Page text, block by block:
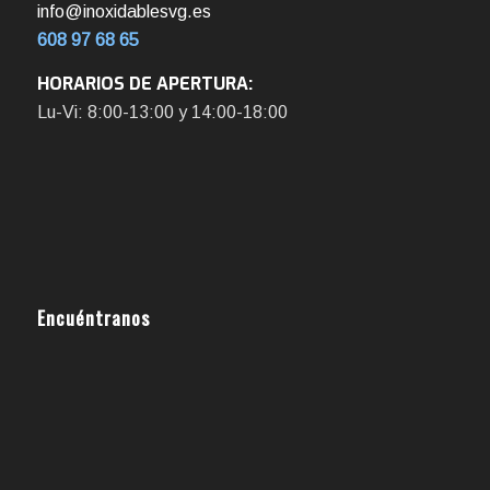
info@inoxidablesvg.es
608 97 68 65
HORARIOS DE APERTURA:
Lu-Vi: 8:00-13:00 y 14:00-18:00
Encuéntranos